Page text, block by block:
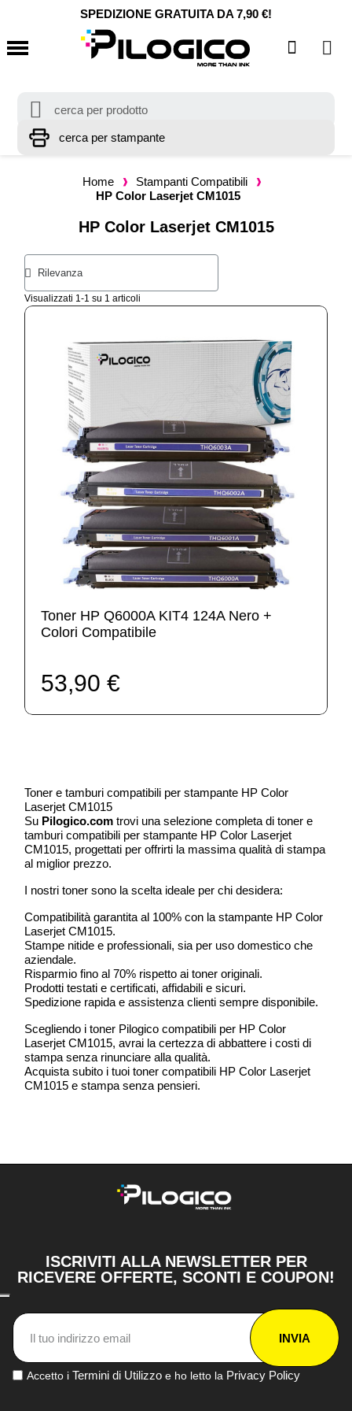
SPEDIZIONE GRATUITA DA 7,90 €!
Home
Stampanti Compatibili
HP Color Laserjet CM1015
HP Color Laserjet CM1015
Visualizzati 1-1 su 1 articoli
Toner HP Q6000A KIT4 124A Nero +
Colori Compatibile
53,90 €
Toner e tamburi compatibili per stampante HP Color
Laserjet CM1015
Su Pilogico.com trovi una selezione completa di toner e
tamburi compatibili per stampante HP Color Laserjet
CM1015, progettati per offrirti la massima qualità di stampa
al miglior prezzo.
I nostri toner sono la scelta ideale per chi desidera:
Compatibilità garantita al 100% con la stampante HP Color
Laserjet CM1015.
Stampe nitide e professionali, sia per uso domestico che
aziendale.
Risparmio fino al 70% rispetto ai toner originali.
Prodotti testati e certificati, affidabili e sicuri.
Spedizione rapida e assistenza clienti sempre disponibile.
Scegliendo i toner Pilogico compatibili per HP Color
Laserjet CM1015, avrai la certezza di abbattere i costi di
stampa senza rinunciare alla qualità.
Acquista subito i tuoi toner compatibili HP Color Laserjet
CM1015 e stampa senza pensieri.
ISCRIVITI ALLA NEWSLETTER PER
RICEVERE OFFERTE, SCONTI E COUPON!
INVIA
Accetto i Termini di Utilizzo e ho letto la Privacy Policy